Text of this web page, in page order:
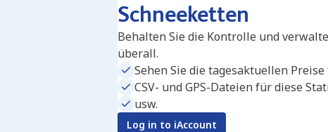
Schneeketten
Behalten Sie die Kontrolle und
überall.
Sehen Sie die tagesaktuellen
CSV- und GPS-Dateien für diese
usw.
Log in to iAccount